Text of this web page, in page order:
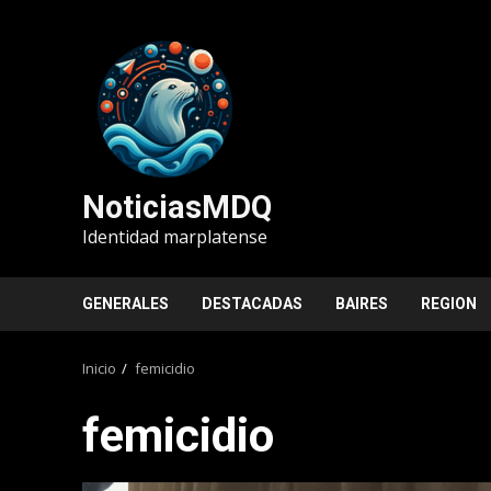
NoticiasMDQ
Identidad marplatense
GENERALES DESTACADAS BAIRES REGION
Inicio femicidio
femicidio